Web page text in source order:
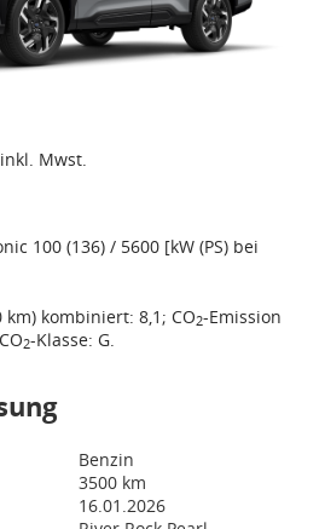
inkl. Mwst.
100 (136) / 5600 [kW (PS) bei
kombiniert: 8,1; CO2-Emission
2-Klasse: G.
Benzin
3500 km
16.01.2026